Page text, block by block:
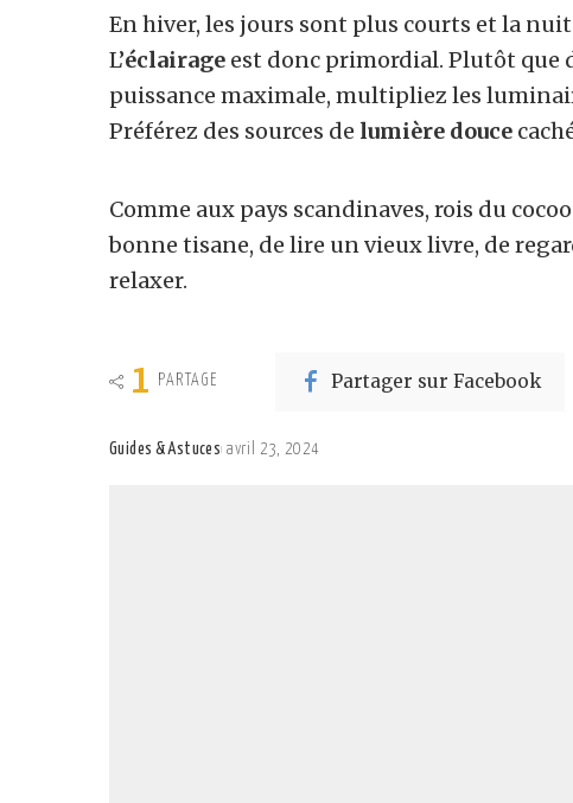
En hiver, les jours sont plus courts et la
L’éclairage est donc primordial. Plutôt que
puissance maximale, multipliez les
Préférez des sources de lumière douce
Comme aux pays scandinaves, rois du
bonne tisane, de lire un vieux livre, de
relaxer.
1 PARTAGE Partager sur Facebook
Guides & Astuces avril 23, 2024